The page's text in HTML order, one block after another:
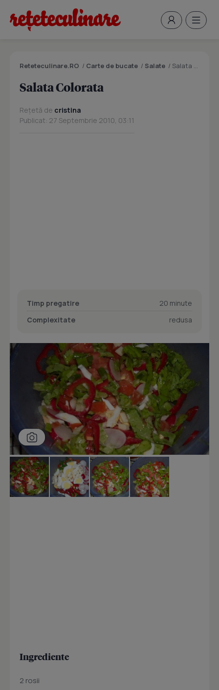
Reteteculinare.RO / Carte de bucate / Salate / Salata Colorata
Salata Colorata
Rețetă de cristina
Publicat: 27 Septembrie 2010, 03:11
Timp pregatire
20 minute
Complexitate
redusa
Ingrediente
2 rosii